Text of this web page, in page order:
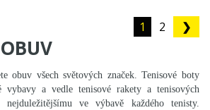
1 2 ❯
obuv všech světových značek. Tenisové boty
vybavy a vedle tenisové rakety a tenisových
ve výbavě každého tenisty.